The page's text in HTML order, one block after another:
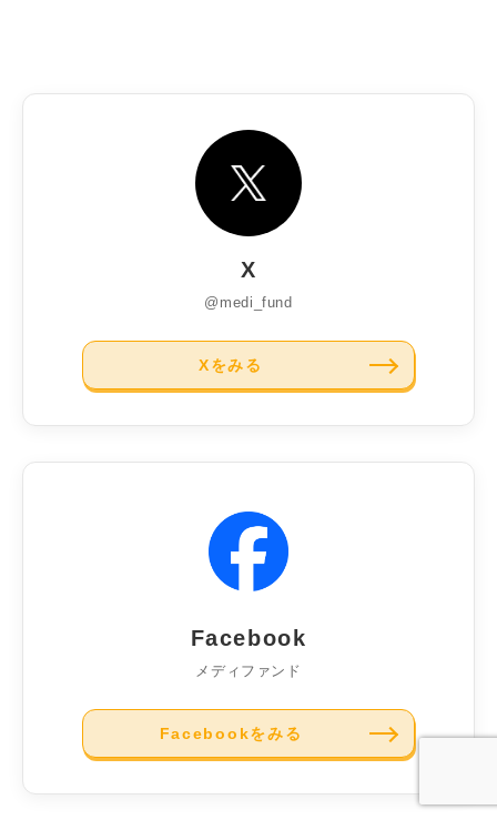
X
@medi_fund
Xをみる
Facebook
メディファンド
Facebookをみる